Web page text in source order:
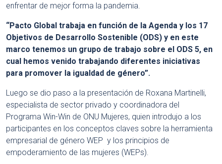
enfrentar de mejor forma la pandemia.
“Pacto Global trabaja en función de la Agenda y los 17
Objetivos de Desarrollo Sostenible (ODS) y en este
marco tenemos un grupo de trabajo sobre el ODS 5, en
cual hemos venido trabajando diferentes iniciativas
para promover la igualdad de género”.
Luego se dio paso a la presentación de Roxana Martinelli,
especialista de sector privado y coordinadora del
Programa Win-Win de ONU Mujeres, quien introdujo a los
participantes en los conceptos claves sobre la herramienta
empresarial de género WEP y los principios de
empoderamiento de las mujeres (WEPs).